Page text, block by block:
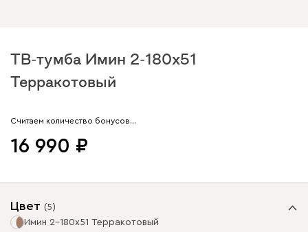
ТВ-тумба Имин 2-180x51
Терракотовый
Арт. 282927
Считаем количество бонусов…
16 990
Цвет (5)
Имин 2-180x51 Терракотовый